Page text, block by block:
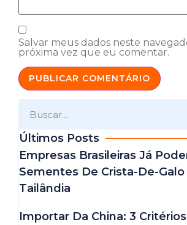
Salvar meus dados neste
próxima vez que eu comentar.
Últimos Posts
Empresas Brasileiras Já
Sementes De Crista-De-Galo
Tailândia
Importar Da China: 3